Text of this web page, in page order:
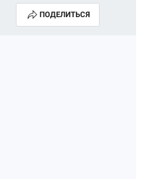
ПОДЕЛИТЬСЯ